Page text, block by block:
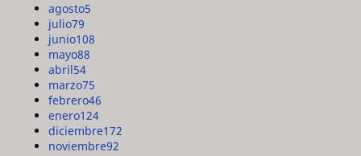
agosto5
julio79
junio108
mayo88
abril54
marzo75
febrero46
enero124
diciembre172
noviembre92